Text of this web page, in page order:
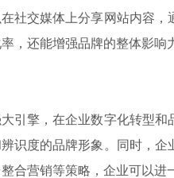
社交媒体上分享网站内容
，还能增强品牌的整体影响
引擎，在企业数字化转型
识度的品牌形象。同时，
合营销等策略，企业可以进